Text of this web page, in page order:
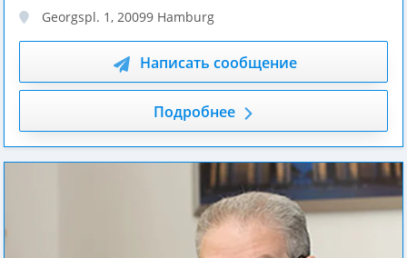
Georgspl. 1, 20099 Hamburg
Написать сообщение
Подробнее